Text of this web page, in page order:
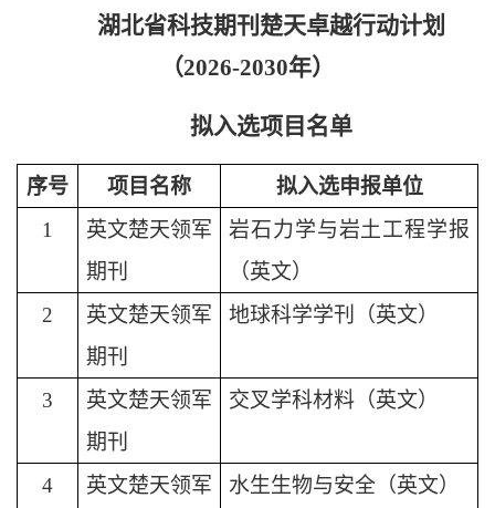
湖北省科技期刊楚天卓越行动计划
（2026-2030年）
拟入选项目名单
序号 项目名称
拟入选申报单位
1
英文楚天领军
期刊
岩石力学与岩土工程学报
（英文）
2
英文楚天领军
期刊
地球科学学刊（英文）
3
英文楚天领军
期刊
交叉学科材料（英文）
4
英文楚天领军
水生生物与安全（英文）